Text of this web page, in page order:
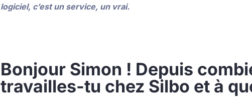
logiciel, c’est un service, un vrai.
Bonjour Simon ! Depuis
travailles-tu chez Silbo et à